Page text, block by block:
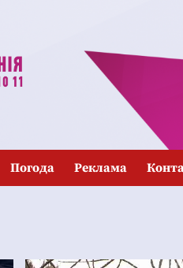
Погода Реклама